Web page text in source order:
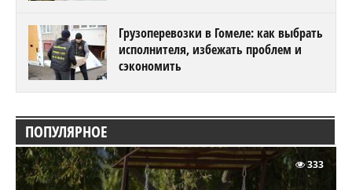
Грузоперевозки в Гомеле: как выбрать
исполнителя, избежать проблем и
сэкономить
ПОПУЛЯРНОЕ
333